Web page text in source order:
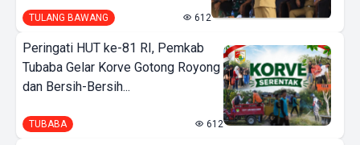
TULANG BAWANG 612
Peringati HUT ke-81 RI, Pemkab
Tubaba Gelar Korve Gotong Royong
dan Bersih-Bersih...
TUBABA 612